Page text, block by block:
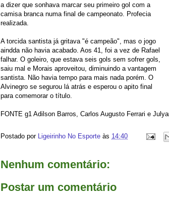
a dizer que sonhava marcar seu primeiro gol com a
camisa branca numa final de campeonato. Profecia
realizada.
A torcida santista já gritava "é campeão", mas o jogo
aindda não havia acabado. Aos 41, foi a vez de Rafael
falhar. O goleiro, que estava seis gols sem sofrer gols,
saiu mal e Morais aproveitou, diminuindo a vantagem
santista. Não havia tempo para mais nada porém. O
Alvinegro se segurou lá atrás e esperou o apito final
para comemorar o título.
FONTE g1 Adilson Barros, Carlos Augusto Ferrari e
Postado por Ligeirinho No Esporte às 14:40
Nenhum comentário:
Postar um comentário